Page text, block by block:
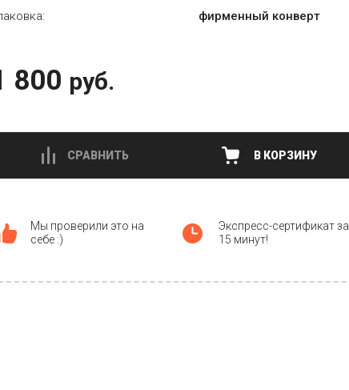
фирменный конверт
800 руб.
СРАВНИТЬ В КОРЗИНУ
Мы проверили это на
себе :)
Экспресс-сертификат за
15 минут!